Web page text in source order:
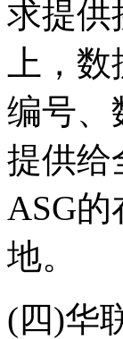
求提供
上，
编号、
提供给
ASG
地。
(四)华